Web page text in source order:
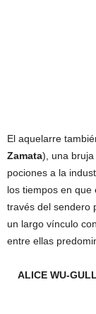
El aquelarre
Zamata), una
pociones a la
los tiempos en que
través del sendero
un largo vínculo
entre ellas
ALICE WU-